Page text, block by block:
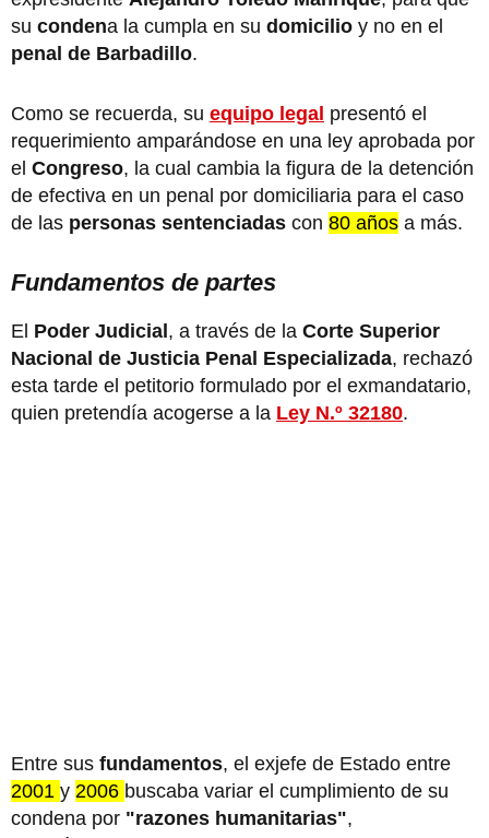
su condena la cumpla en su domicilio y no en el
penal de Barbadillo.
Como se recuerda, su equipo legal presentó el
requerimiento amparándose en una ley aprobada por
el Congreso, la cual cambia la figura de la detención
de efectiva en un penal por domiciliaria para el caso
de las personas sentenciadas con 80 años a más.
Fundamentos de partes
El Poder Judicial, a través de la Corte Superior
Nacional de Justicia Penal Especializada, rechazó
esta tarde el petitorio formulado por el exmandatario,
quien pretendía acogerse a la Ley N.º 32180.
Entre sus fundamentos, el exjefe de Estado entre
2001 y 2006 buscaba variar el cumplimiento de su
condena por "razones humanitarias",